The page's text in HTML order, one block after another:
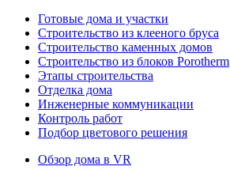
Готовые дома и участки
Строительство из клееного бруса
Строительство каменных домов
Строительство из блоков Porotherm
Этапы строительства
Отделка дома
Инженерные коммуникации
Контроль работ
Подбор цветового решения
Обзор дома в VR